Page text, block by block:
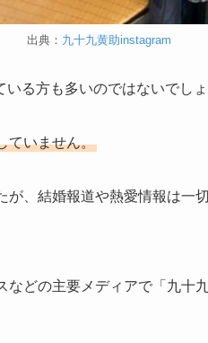
出典： 九十九黄助instagram
る方も多いのではないでしょ
ていません。
、結婚報道や熱愛情報は一
などの主要メディアで「九十